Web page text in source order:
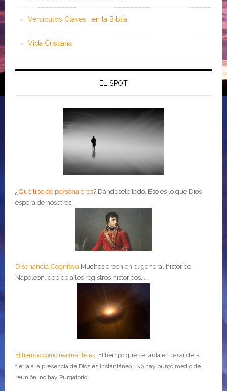
Versículos Claves …en la Biblia
Vida Cristiana
EL SPOT
¿Qué tipo de persona eres? Dándoselo todo. Eso es lo que Dios
espera de nosotros.
Disonancia Cognitiva Muchos creen en el general histórico
Napoleón, debido a los registros históricos....
El tiempo como realmente esEl tiempo que se tarda en pasar de la
tierra a la presencia de Dios es instantáneo. No hay punto medio de
reunión, no hay Purgatorio.